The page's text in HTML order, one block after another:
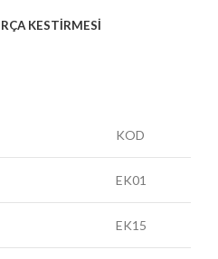
KESTİRMESİ
KOD
EK01
EK15